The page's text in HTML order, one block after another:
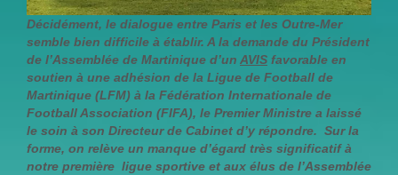
Décidément, le dialogue entre Paris et les Outre-Mer
semble bien difficile à établir. A la demande du Président
de l’Assemblée de Martinique d’un AVIS favorable en
soutien à une adhésion de la Ligue de Football de
Martinique (LFM) à la Fédération Internationale de
Football Association (FIFA), le Premier Ministre a laissé
le soin à son Directeur de Cabinet d’y répondre. Sur la
forme, on relève un manque d’égard très significatif à
notre première ligue sportive et aux élus de l’Assemblée